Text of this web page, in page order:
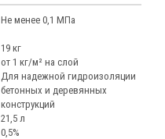
Не менее 0,1 МПа
19 кг
от 1 кг/м² на слой
Для надежной гидроизоляции
бетонных и деревянных
конструкций
21,5 л
0,5%